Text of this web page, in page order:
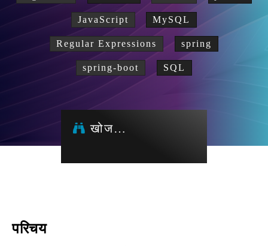
JavaScript MySQL
Regular Expressions spring
spring-boot SQL
खोज…
परिचय